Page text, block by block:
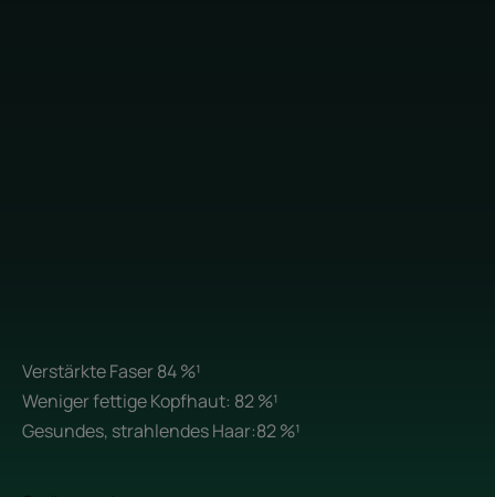
Verstärkte Faser 84 %¹
Weniger fettige Kopfhaut: 82 %¹
Gesundes, strahlendes Haar:82 %¹